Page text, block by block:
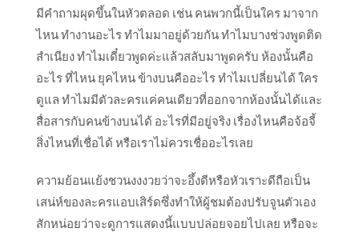
มีคำถามผุดขึ้นในหัวตลอด เช่น คนพวกนี้เป็นใคร มาจาก
ไหน ทำงานอะไร ทำไมมาอยู่ด้วยกัน ทำไมบางช่วงพูดติด
สำเนียง ทำไมเดี๋ยวพูดค่ะแล้วสลับมาพูดครับ ห้องนั้นคือ
อะไร ที่ไหน ยุคไหน ข้างบนคืออะไร ทำไมเปลี่ยนได้ ใคร
ดูแล ทำไมมีตัวละครแค่คนเดียวที่ออกจากห้องนั้นได้และ
สื่อสารกับคนข้างบนได้ อะไรที่มีอยู่จริง เรื่องไหนคือจ้อจี้
สิ่งไหนที่เชื่อได้ หรือเราไม่ควรเชื่ออะไรเลย
ความย้อนแย้งชวนงงงวยว่าจะอึ้งดีหรือหัวเราะดีถือเป็น
เสน่ห์ของละครแอบเสิร์ดซึ่งทำให้ผู้ชมต้องปรับจูนตัวเอง
สักหน่อยว่าจะดูการแสดงนี้แบบปล่อยจอยไปเลย หรือจะ